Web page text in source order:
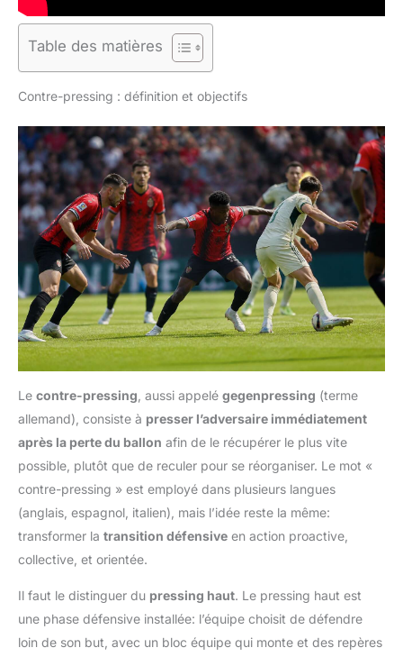
Table des matières
Contre-pressing : définition et objectifs
Le contre-pressing , aussi appelé gegenpressing (terme
allemand), consiste à presser l’adversaire immédiatement
après la perte du ballon afin de le récupérer le plus vite
possible, plutôt que de reculer pour se réorganiser. Le mot «
contre-pressing » est employé dans plusieurs langues
(anglais, espagnol, italien), mais l’idée reste la même:
transformer la transition défensive en action proactive,
collective, et orientée.
Il faut le distinguer du pressing haut. Le pressing haut est
une phase défensive installée: l’équipe choisit de défendre
loin de son but, avec un bloc équipe qui monte et des repères